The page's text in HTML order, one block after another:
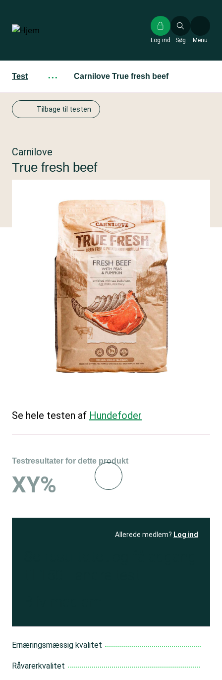
hovedindhold
Søg
Log ind Menu
Test ··· Carnilove True fresh beef
Tilbage til testen
Carnilove
True fresh beef
Se hele testen af Hundefoder
Testresultater for dette produkt
XY%
Allerede medlem? Log ind
Ernæringsmæssig kvalitet
Råvarerkvalitet